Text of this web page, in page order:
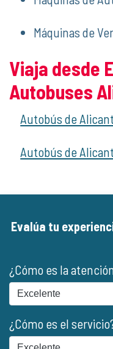
Máquinas de
Viaja desde
Autobuses
Autobús de
Autobús de
Evalúa tu
¿Cómo es la
¿Cómo es el